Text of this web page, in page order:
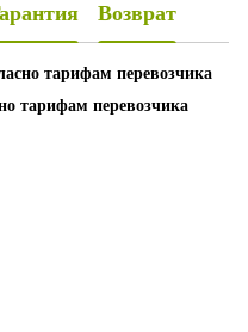
Возврат
тарифам перевозчика
тарифам перевозчика